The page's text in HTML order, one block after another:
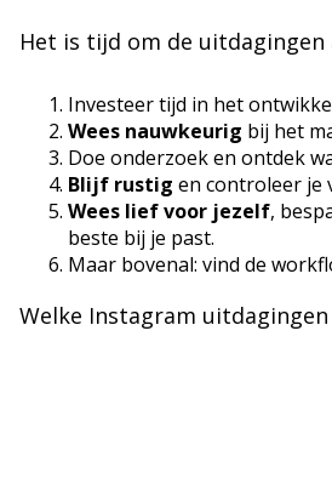
Het is tijd om de
Investeer tijd in het
Wees nauwkeurig bij het
Doe onderzoek en ontdek
Blijf rustig en controleer je
Wees lief voor jezelf,
beste bij je past.
Maar bovenal: vind de
Welke Instagram